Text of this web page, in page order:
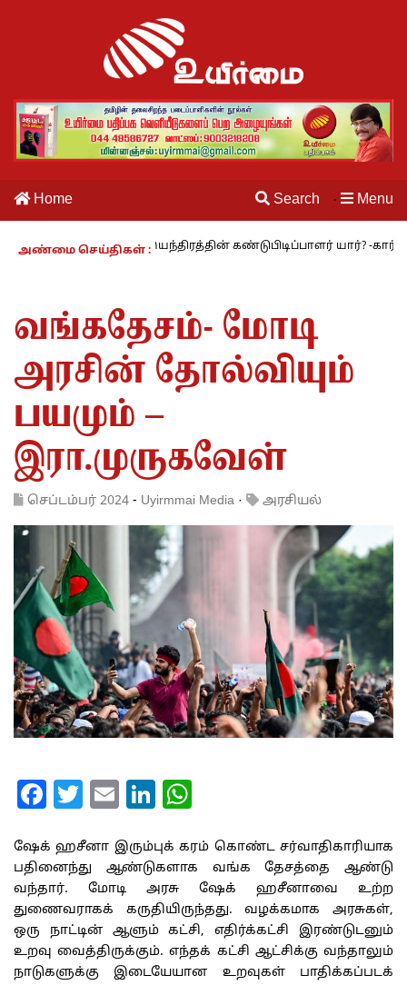
Home Search · Menu
அண்மை செய்திகள் :
இயந்திரத்தின் கண்டுபிடிப்பாளர் யார்? -கார்குழலி மூவாத
வங்கதேசம்- மோடி
அரசின் தோல்வியும்
பயமும் –
இரா.முருகவேள்
செப்டம்பர் 2024 - Uyirmmai Media · அரசியல்
Facebook
Twitter
EmailLinkedIn
ஷேக் ஹசீனா இரும்புக் கரம் கொண்ட சர்வாதிகாரியாக
பதினைந்து ஆண்டுகளாக வங்க தேசத்தை ஆண்டு
வந்தார். மோடி அரசு ஷேக் ஹசீனாவை உற்ற
துணைவராகக் கருதியிருந்தது. வழக்கமாக அரசுகள்,
ஒரு நாட்டின் ஆளும் கட்சி, எதிர்க்கட்சி இரண்டுடனும்
உறவு வைத்திருக்கும். எந்தக் கட்சி ஆட்சிக்கு வந்தாலும்
நாடுகளுக்கு இடையேயான உறவுகள் பாதிக்கப்படக்